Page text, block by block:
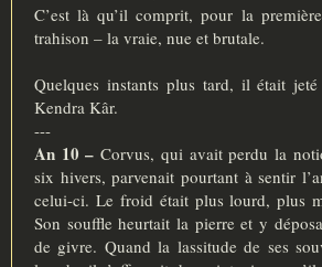
C’est là qu’il comprit, pour la
trahison – la vraie, nue et brutale.
Quelques instants plus tard, il était
Kendra Kâr.
---
An 10 – Corvus, qui avait perdu la
six hivers, parvenait pourtant à sentir
celui-ci. Le froid était plus lourd, plus
Son souffle heurtait la pierre et y
de givre. Quand la lassitude de ses